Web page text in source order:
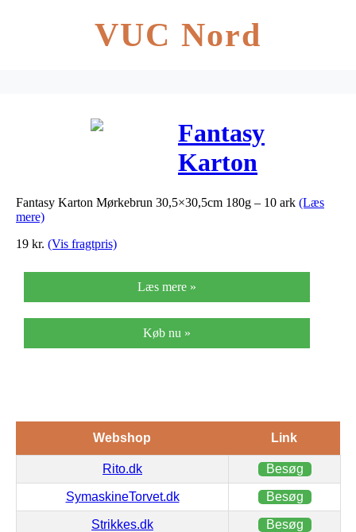
VUC Nord
Fantasy
Karton
Mørkebrun
Fantasy Karton Mørkebrun 30,5×30,5cm 180g – 10 ark (Læs
mere)
19 kr. (Vis fragtpris)
Læs mere »
Køb nu »
Webshop Link
Rito.dk Besøg
SymaskineTorvet.dk Besøg
Strikkes.dk Besøg